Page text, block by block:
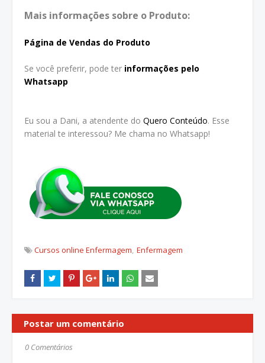
Mais informações sobre o Produto:
Página de Vendas do Produto
Se você preferir, pode ter informações pelo
Whatsapp
Eu sou a Dani, a atendente do Quero Conteúdo. Esse
material te interessou? Me chama no Whatsapp!
Cursos online Enfermagem Enfermagem
Postar um comentário
0 Comentários